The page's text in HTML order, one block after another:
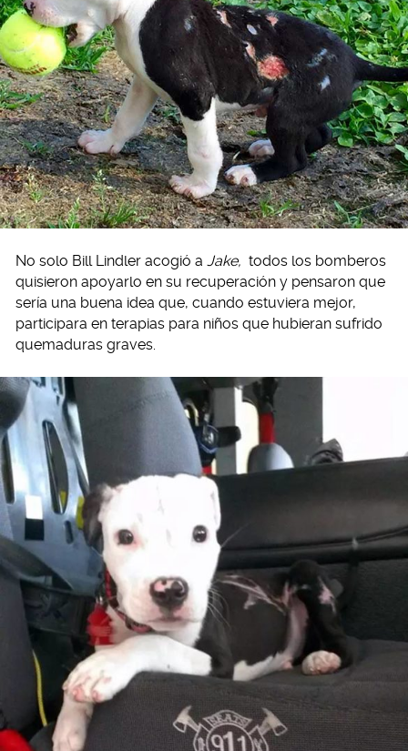
No solo Bill Lindler acogió a Jake, todos los bomberos
quisieron apoyarlo en su recuperación y pensaron que
sería una buena idea que, cuando estuviera mejor,
participara en terapias para niños que hubieran sufrido
quemaduras graves.